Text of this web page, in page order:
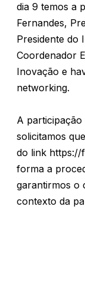
dia 9 temos a
Fernandes,
Presidente do
Coordenador
Inovação e
networking.
A participação
solicitamos
do link https://
forma a
garantirmos o
contexto da